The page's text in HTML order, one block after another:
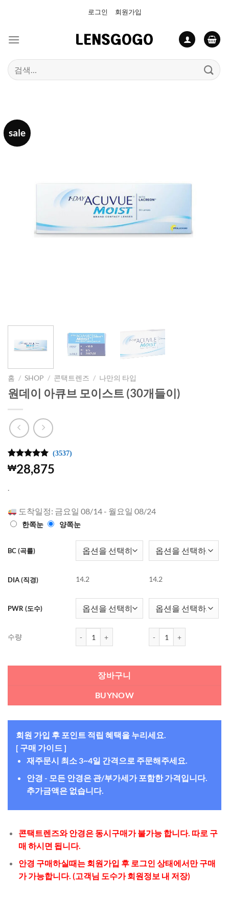
로그인 회원가입
검
색:
sale
홈 / SHOP / 콘택트렌즈 / 나만의 타입
원데이 아큐브 모이스트 (30개들이)
4.98개의
고객 평가
로 5점 만
3537
(3537)
₩28,875
.
도착일정: 금요일 08/14 - 월요일 08/24
한쪽눈 양쪽눈
BC (곡률)
DIA (직경) 14.2
PWR (도수)
수량
14.2
장바구니
BUYNOW
회원 가입 후 포인트 적립 혜택을 누리세요.
[ 구매 가이드 ]
재주문시 최소 3~4일 간격으로 주문해주세요.
안경 - 모든 안경은 관/부가세가 포함한 가격입니다.
추가금액은 없습니다.
콘택트렌즈와 안경은 동시구매가 불가능 합니다. 따로 구
매 하시면 됩니다.
안경 구매하실때는 회원가입 후 로그인 상태에서만 구매
가 가능합니다. (고객님 도수가 회원정보 내 저장)